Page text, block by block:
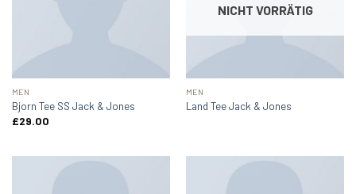
MEN
Bjorn Tee SS Jack & Jones
£29.00
NICHT VORRÄTIG
MEN
Land Tee Jack & Jones